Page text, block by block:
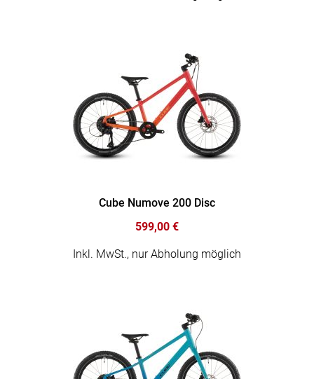
Cube Numove 200 Disc
599,00 €
Inkl. MwSt., nur Abholung möglich